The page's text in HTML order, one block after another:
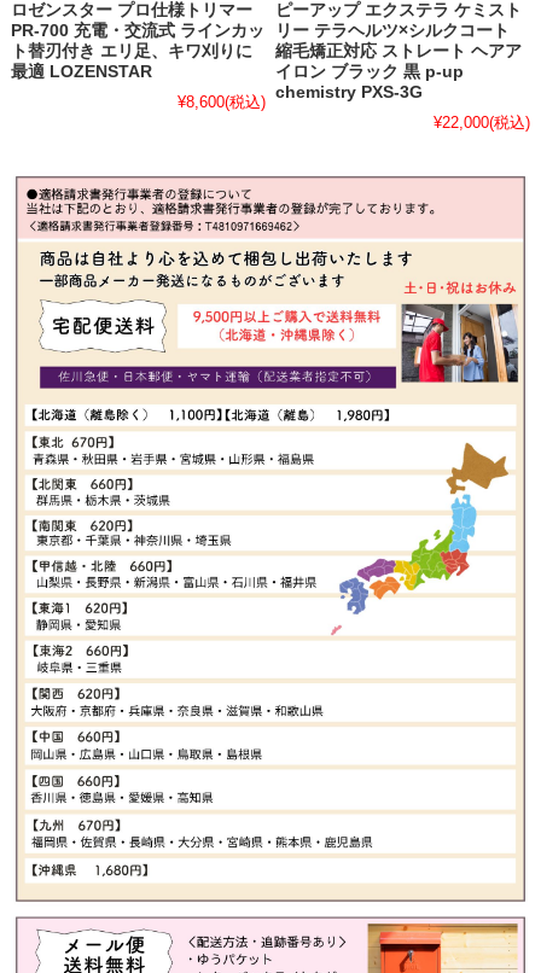
ロゼンスター プロ仕様トリマー
PR-700 充電・交流式 ラインカッ
ト替刃付き エリ足、キワ刈りに
最適 LOZENSTAR
¥8,600(税込)
ピーアップ エクステラ ケミスト
リー テラヘルツ×シルクコート
縮毛矯正対応 ストレート ヘアア
イロン ブラック 黒 p-up
chemistry PXS-3G
¥22,000(税込)